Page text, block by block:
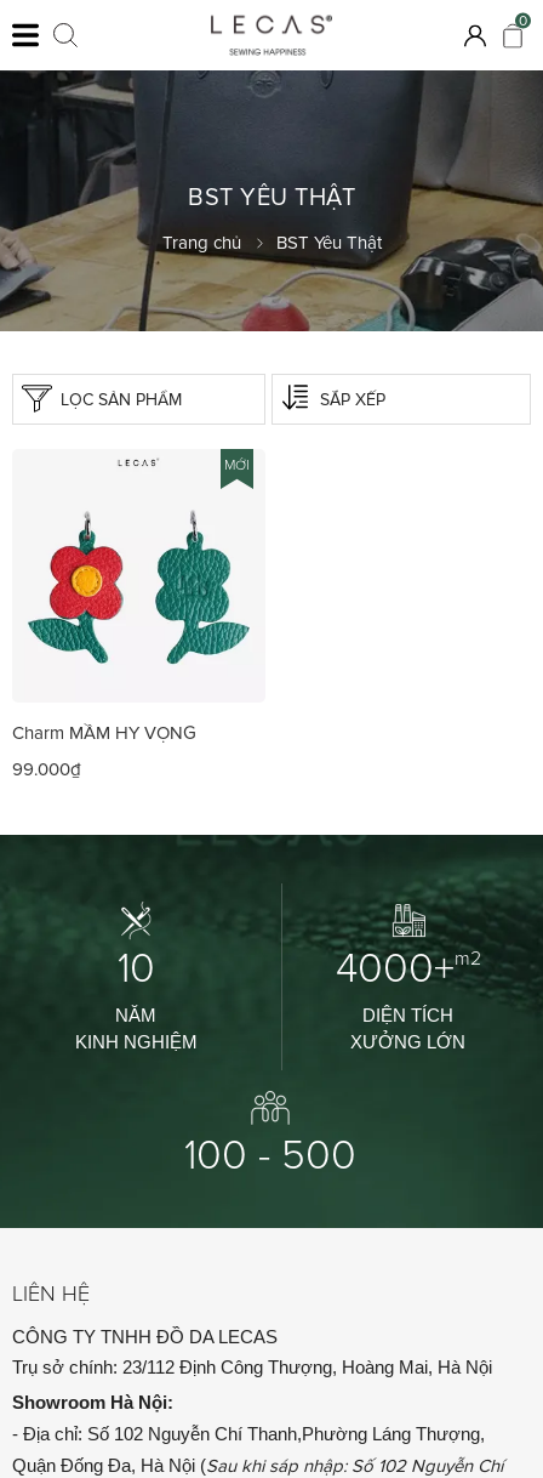
0
BST YÊU THẬT
Trang chủ BST Yêu Thật
LỌC SẢN PHẨM SẮP XẾP
MỚI
Charm MẦM HY VỌNG
99.000₫
10
NĂM
KINH NGHIỆM
4000+m2
DIỆN TÍCH
XƯỞNG LỚN
100 - 500
LIÊN HỆ
CÔNG TY TNHH ĐỒ DA LECAS
Trụ sở chính: 23/112 Định Công Thượng, Hoàng Mai, Hà Nội
Showroom Hà Nội:
- Địa chỉ: Số 102 Nguyễn Chí Thanh,Phường Láng Thượng,
Quận Đống Đa, Hà Nội (Sau khi sáp nhập: Số 102 Nguyễn Chí